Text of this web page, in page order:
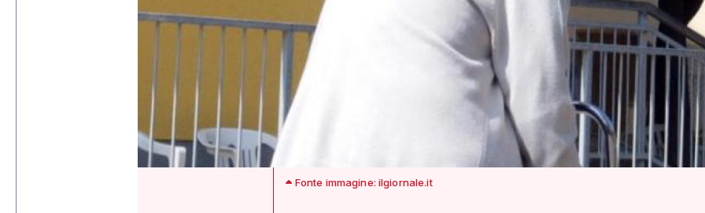
Fonte immagine: ilgiornale.it